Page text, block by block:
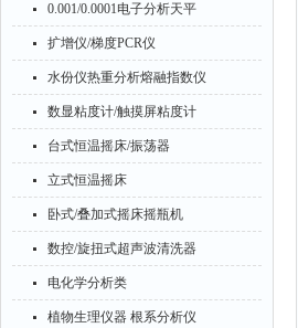
0.001/0.0001电子分析天平
扩增仪/梯度PCR仪
水份仪热重分析熔融指数仪
数显粘度计/触摸屏粘度计
台式恒温摇床/振荡器
立式恒温摇床
卧式/叠加式摇床摇瓶机
数控/旋扭式超声波清洗器
电化学分析类
植物生理仪器 根系分析仪